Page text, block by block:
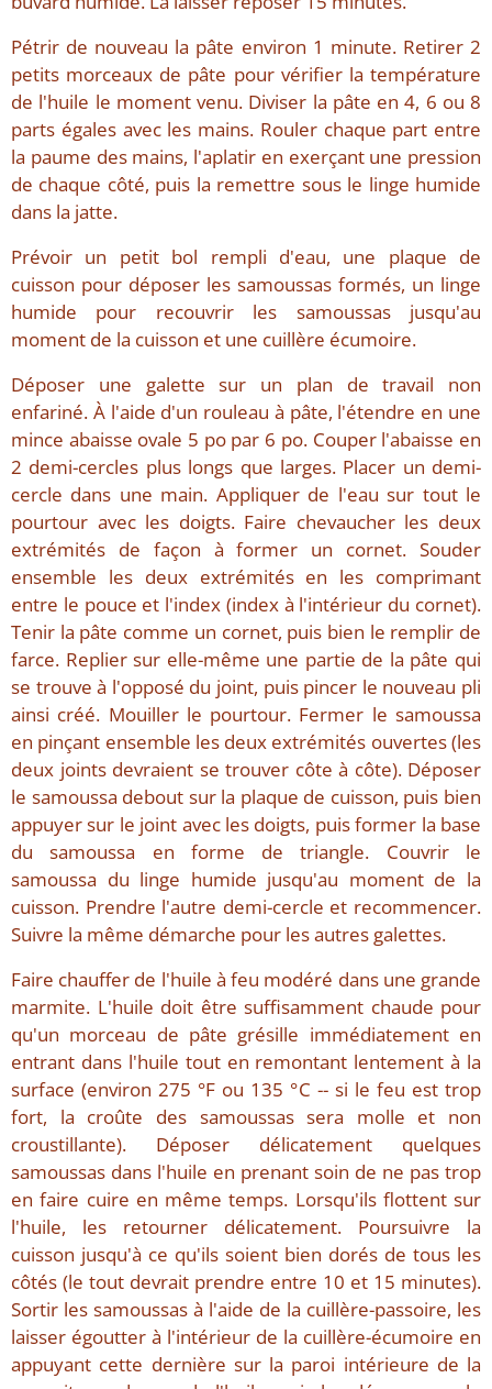
Pétrir de nouveau la pâte environ 1 minute. Retirer 2
petits morceaux de pâte pour vérifier la température
de l'huile le moment venu. Diviser la pâte en 4, 6 ou 8
parts égales avec les mains. Rouler chaque part entre
la paume des mains, l'aplatir en exerçant une pression
de chaque côté, puis la remettre sous le linge humide
dans la jatte.
Prévoir un petit bol rempli d'eau, une plaque de
cuisson pour déposer les samoussas formés, un linge
humide pour recouvrir les samoussas jusqu'au
moment de la cuisson et une cuillère écumoire.
Déposer une galette sur un plan de travail non
enfariné. À l'aide d'un rouleau à pâte, l'étendre en une
mince abaisse ovale 5 po par 6 po. Couper l'abaisse en
2 demi-cercles plus longs que larges. Placer un demi-
cercle dans une main. Appliquer de l'eau sur tout le
pourtour avec les doigts. Faire chevaucher les deux
extrémités de façon à former un cornet. Souder
ensemble les deux extrémités en les comprimant
entre le pouce et l'index (index à l'intérieur du cornet).
Tenir la pâte comme un cornet, puis bien le remplir de
farce. Replier sur elle-même une partie de la pâte qui
se trouve à l'opposé du joint, puis pincer le nouveau pli
ainsi créé. Mouiller le pourtour. Fermer le samoussa
en pinçant ensemble les deux extrémités ouvertes (les
deux joints devraient se trouver côte à côte). Déposer
le samoussa debout sur la plaque de cuisson, puis bien
appuyer sur le joint avec les doigts, puis former la base
du samoussa en forme de triangle. Couvrir le
samoussa du linge humide jusqu'au moment de la
cuisson. Prendre l'autre demi-cercle et recommencer.
Suivre la même démarche pour les autres galettes.
Faire chauffer de l'huile à feu modéré dans une grande
marmite. L'huile doit être suffisamment chaude pour
qu'un morceau de pâte grésille immédiatement en
entrant dans l'huile tout en remontant lentement à la
surface (environ 275 °F ou 135 °C -- si le feu est trop
fort, la croûte des samoussas sera molle et non
croustillante). Déposer délicatement quelques
samoussas dans l'huile en prenant soin de ne pas trop
en faire cuire en même temps. Lorsqu'ils flottent sur
l'huile, les retourner délicatement. Poursuivre la
cuisson jusqu'à ce qu'ils soient bien dorés de tous les
côtés (le tout devrait prendre entre 10 et 15 minutes).
Sortir les samoussas à l'aide de la cuillère-passoire, les
laisser égoutter à l'intérieur de la cuillère-écumoire en
appuyant cette dernière sur la paroi intérieure de la